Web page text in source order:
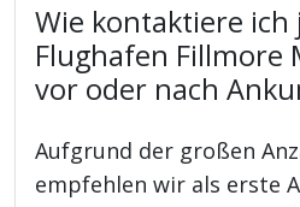
Wie kontaktiere ich
Flughafen Fillmore
vor oder nach
Aufgrund der großen
empfehlen wir als erste